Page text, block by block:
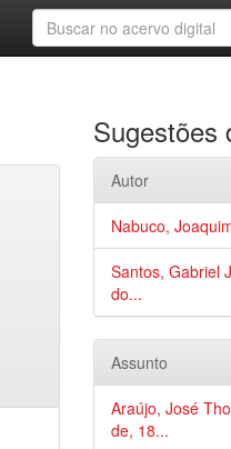
Sugestões
Autor
Nabuco,
Santos, Gabriel
do...
Assunto
Araújo, José
de, 18...